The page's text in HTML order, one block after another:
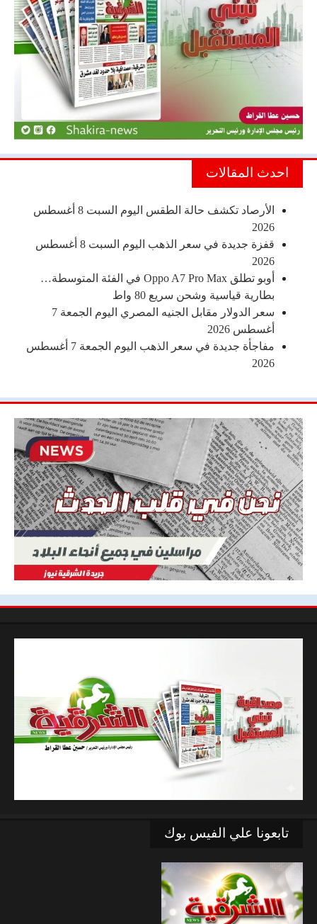
احدث المقالات
الأرصاد تكشف حالة الطقس اليوم السبت 8 أغسطس
2026
قفزة جديدة في سعر الذهب اليوم السبت 8 أغسطس
2026
أوبو تطلق Oppo A7 Pro Max في الفئة المتوسطة…
بطارية قياسية وشحن سريع 80 واط
سعر الدولار مقابل الجنيه المصري اليوم الجمعة 7
أغسطس 2026
مفاجأة جديدة في سعر الذهب اليوم الجمعة 7 أغسطس
2026
تابعونا علي الفيس بوك